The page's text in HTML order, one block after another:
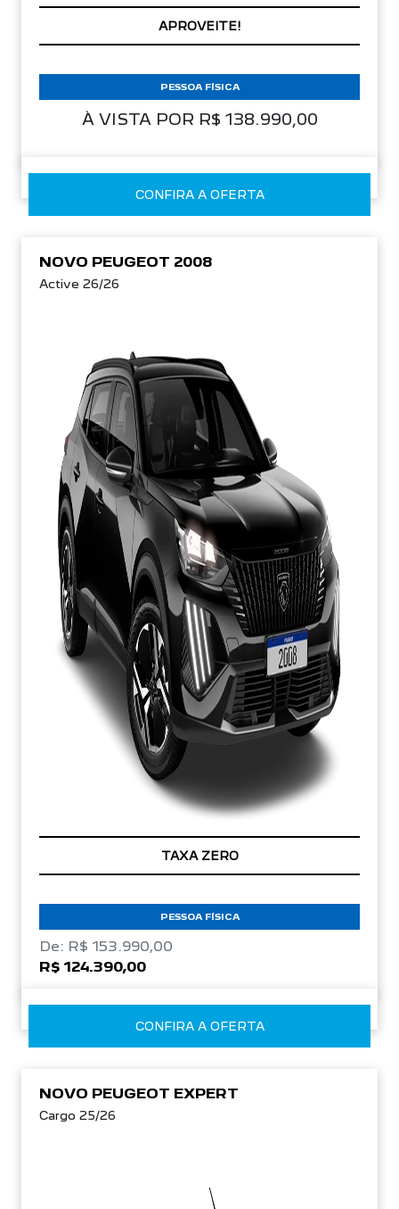
APROVEITE!
À VISTA POR R$ 138.990,00
PESSOA FÍSICA
CONFIRA A OFERTA
NOVO PEUGEOT 2008
Active 26/26
TAXA ZERO
PESSOA FÍSICA
De: R$ 153.990,00
R$ 124.390,00
CONFIRA A OFERTA
NOVO PEUGEOT EXPERT
Cargo 25/26